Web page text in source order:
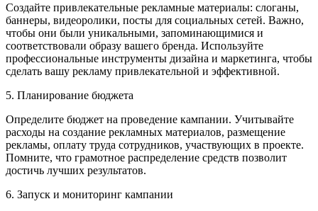
Создайте привлекательные рекламные материалы: слоганы,
баннеры, видеоролики, посты для социальных сетей. Важно,
чтобы они были уникальными, запоминающимися и
соответствовали образу вашего бренда. Используйте
профессиональные инструменты дизайна и маркетинга, чтобы
сделать вашу рекламу привлекательной и эффективной.
5. Планирование бюджета
Определите бюджет на проведение кампании. Учитывайте
расходы на создание рекламных материалов, размещение
рекламы, оплату труда сотрудников, участвующих в проекте.
Помните, что грамотное распределение средств позволит
достичь лучших результатов.
6. Запуск и мониторинг кампании